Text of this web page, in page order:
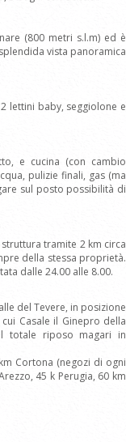
(800 metri s.l.m) ed è
vista panoramica
lettini baby, seggiolone e
e cucina (con cambio
pulizie finali, gas (ma
sul posto possibilità di
tramite 2 km circa
della stessa proprietà.
dalle 24.00 alle 8.00.
del Tevere, in posizione
Casale il Ginepro della
totale riposo magari in
Cortona (negozi di ogni
45 k Perugia, 60 km